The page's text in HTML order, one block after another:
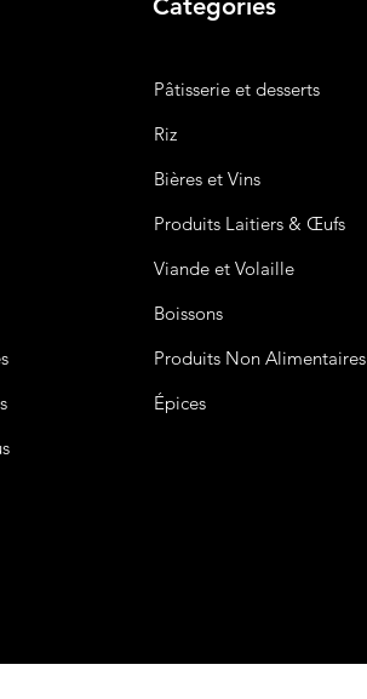
Categories
Pâtisserie et desserts
Riz
Bièreset Vins
Produits Laitiers & Œufs
Viande et Volaille
Boissons
Produits Non Alimentaires
Épices